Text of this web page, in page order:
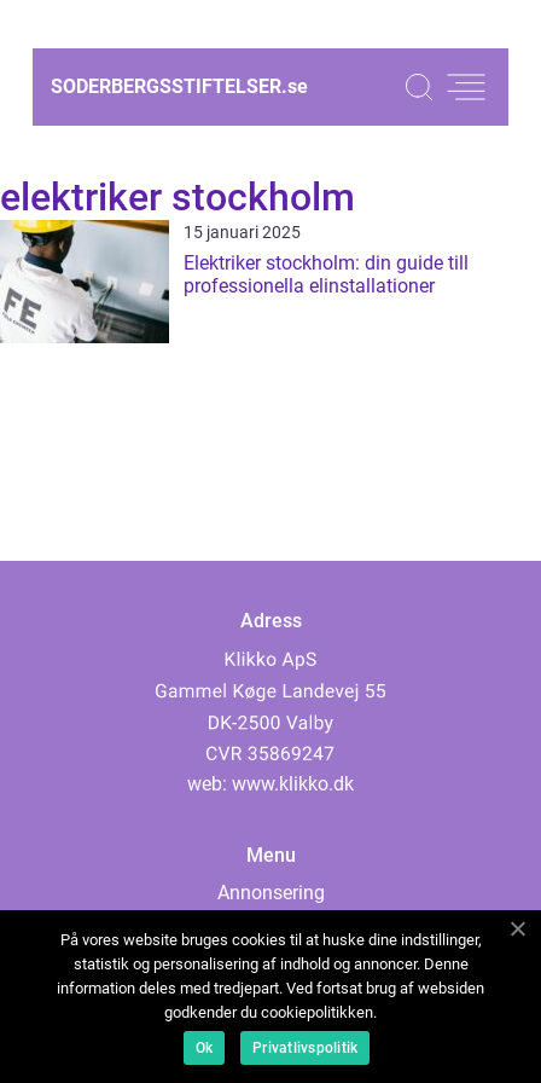
SODERBERGSSTIFTELSER.se
elektriker stockholm
15 januari 2025
Elektriker stockholm: din guide till
professionella elinstallationer
Adress
web: www.klikko.dk
Menu
Annonsering
Cookies
Kontakta oss
Sitemap
På vores website bruges cookies til at huske dine indstillinger,
statistik og personalisering af indhold og annoncer. Denne
information deles med tredjepart. Ved fortsat brug af websiden
godkender du cookiepolitikken.
Ok Privatlivspolitik